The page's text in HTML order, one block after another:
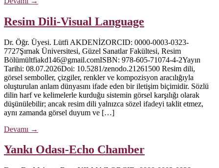
Resim Dili-Visual Language
Dr. Öğr. Üyesi. Lütfi AKDENİZORCID: 0000-0003-0323-
7727Şırnak Üniversitesi, Güzel Sanatlar Fakültesi, Resim
Bölümültfiakd146@gmail.comISBN: 978-605-71074-4-2Yayın
Tarihi: 08.07.2026Doi: 10.5281/zenodo.21261500 Resim dili,
görsel semboller, çizgiler, renkler ve kompozisyon aracılığıyla
oluşturulan anlam dünyasını ifade eden bir iletişim biçimidir. Sözlü
dilin harf ve kelimelerle kurduğu sistemin görsel karşılığı olarak
düşünülebilir; ancak resim dili yalnızca sözel ifadeyi taklit etmez,
aynı zamanda görsel duyum ve […]
Devamı →
Yankı Odası-Echo Chamber